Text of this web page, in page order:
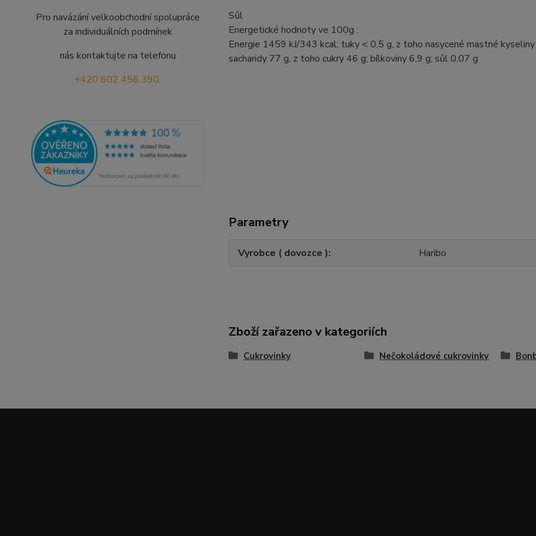
Pro navázání velkoobchodní spolupráce
za individuálních podmínek
nás kontaktujte na telefonu
+420 602 456 390.
Sůl
Energetické hodnoty ve 100g :
Energie 1459 kJ/343 kcal; tuky < 0,5 g, z toho nasycené mastné
sacharidy 77 g, z toho cukry 46 g; bílkoviny 6,9 g; sůl 0,07 g
Parametry
Vyrobce ( dovozce ) Haribo
Zboží zařazeno v kategoriích
Cukrovinky Nečokoládové cukrovinky